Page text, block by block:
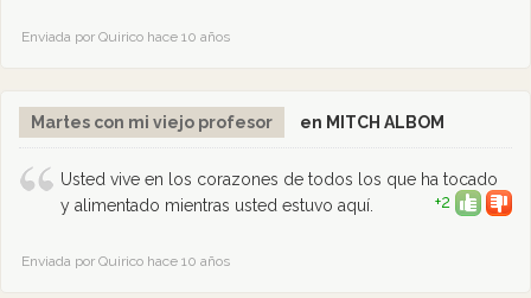
Enviada por Quirico hace 10 años
Martes con mi viejo profesor en MITCH ALBOM
Usted vive en los corazones de todos los que ha tocado
y alimentado mientras usted estuvo aquí.
+2
Enviada por Quirico hace 10 años